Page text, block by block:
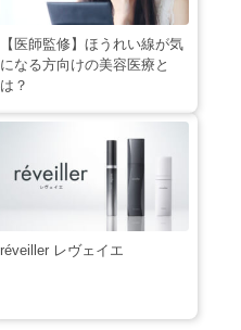
【医師監修】ほうれい線が気
になる方向けの美容医療と
は？
réveiller レヴェイエ